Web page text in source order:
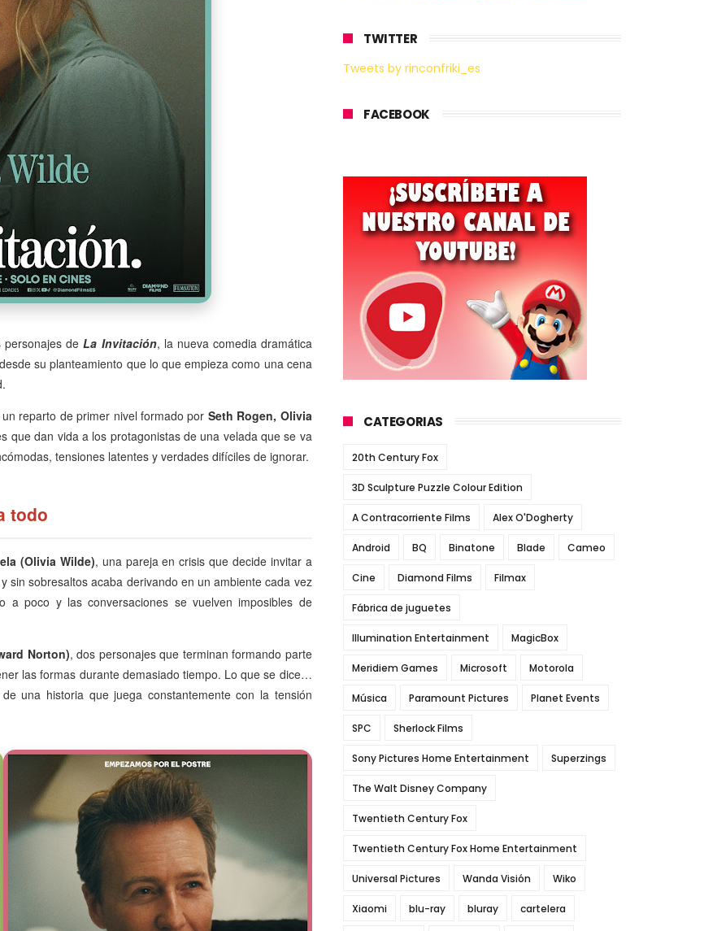
personajes deLa Invitación, la nueva comedia dramática
su planteamiento que lo que empieza como una cena
reparto de primer nivel formado por Seth Rogen, Olivia
que dan vida a los protagonistas de una velada que se va
tensiones latentes y verdades difíciles de ignorar.
todo
(Olivia Wilde), una pareja en crisis que decide invitar a
sobresaltos acaba derivando en un ambiente cada vez
a poco y las conversaciones se vuelven imposibles de
Norton), dos personajes que terminan formando parte
las formas durante demasiado tiempo. Lo que se dice…
una historia que juega constantemente con la tensión
TWITTER
Tweets by rinconfriki_es
FACEBOOK
CATEGORIAS
20th Century Fox
3D Sculpture Puzzle Colour Edition
A Contracorriente Films Alex O'Dogherty
Android BQ Binatone Blade Cameo
Cine Diamond Films Filmax
Fábrica de juguetes
Illumination Entertainment MagicBox
Meridiem Games Microsoft Motorola
Música Paramount Pictures Planet Events
SPC Sherlock Films
Sony Pictures Home Entertainment Superzings
The Walt Disney Company
Twentieth Century Fox
Twentieth Century Fox Home Entertainment
Universal Pictures Wanda Visión Wiko
Xiaomi blu-ray bluray cartelera